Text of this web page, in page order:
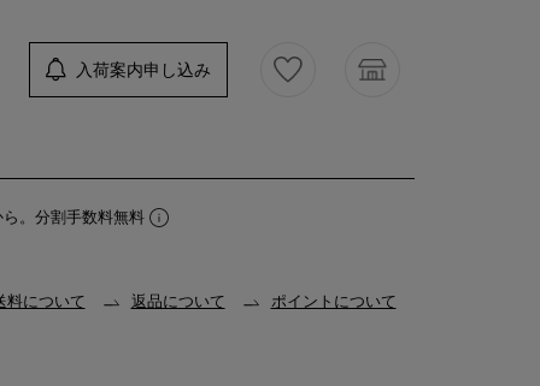
入荷案内申し込み
ら。分割手数料無料
料について 返品について ポイントについて